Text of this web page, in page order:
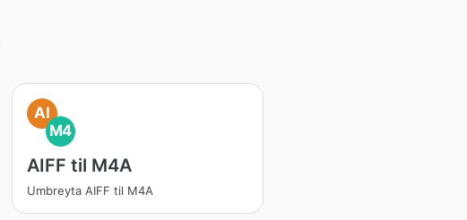
AI
M4
AIFF til M4A
Umbreyta AIFF til M4A